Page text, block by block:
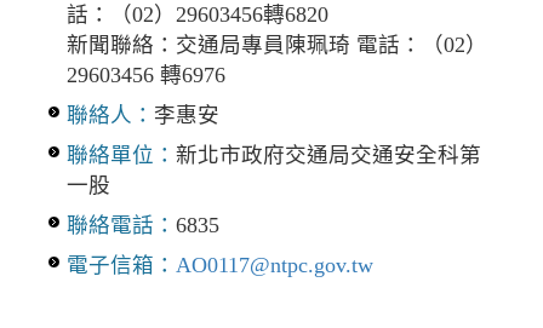
話：（02）29603456轉6820
新聞聯絡：交通局專員陳珮琦 電話：（02）
29603456 轉6976
聯絡人： 李惠安
聯絡單位： 新北市政府交通局交通安全科第
一股
聯絡電話： 6835
電子信箱： AO0117@ntpc.gov.tw